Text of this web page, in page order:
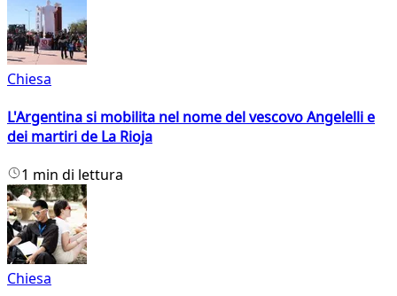
Chiesa
L'Argentina si mobilita nel nome del vescovo Angelelli e
dei martiri de La Rioja
1 min di lettura
Chiesa